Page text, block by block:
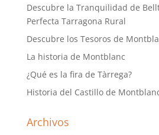
Descubre la Tranquilidad de
Perfecta Tarragona Rural
Descubre los Tesoros de
La historia de Montblanc
¿Qué es la fira de Tàrrega?
Historia del Castillo de
Archivos